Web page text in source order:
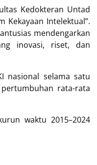
Kedokteran Untad
Kekayaan Intelektual”.
mendengarkan
inovasi, riset, dan
nasional selama satu
rata-rata
waktu 2015–2024